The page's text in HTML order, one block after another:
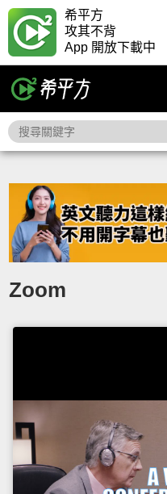
希平方
攻其不背
App 開放下載中
Zoom